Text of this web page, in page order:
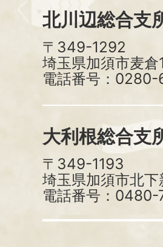
北川辺総合支
〒349-1292
埼玉県加須市麦倉
電話番号：0280-
大利根総合支
〒349-1193
埼玉県加須市北
電話番号：0480-